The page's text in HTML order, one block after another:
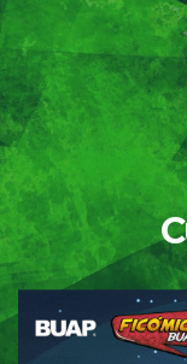
Saltar
al
contenido